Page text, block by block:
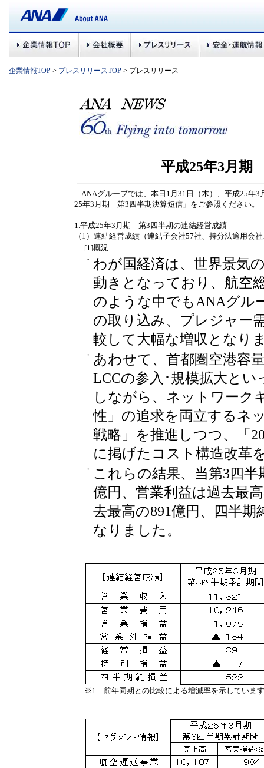
企業情報TOP > プレスリリースTOP > プレスリリース
平成25年3月期
ANAグループでは、本日1月31日（木）、平成25年
25年3月期 第3四半期決算短信」をご参照ください。
1.平成25年3月期 第3四半期の連結経営成績
（1）連結経営成績（連結子会社57社、持分法適用会
[1]概況
・ わが国経済は、世界景気
動きとなっており、航空
のような中でもANAグル
の取り込み、プレジャー
較して大幅な増収となり
・ あわせて、首都圏空港容
LCCの参入･規模拡大と
しながら、ネットワーク
性」の追求を両立するネ
戦略」を推進しつつ、「
に掲げたコスト構造改革
・ これらの結果、当第3四半
億円、営業利益は過去最
去最高の891億円、四半
なりました。
※1 前年同期との比較による増減率を示していま